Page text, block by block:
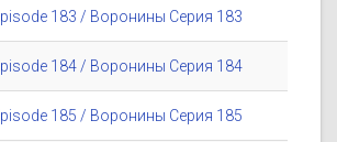
183 / Воронины Серия 183
184 / Воронины Серия 184
185 / Воронины Серия 185